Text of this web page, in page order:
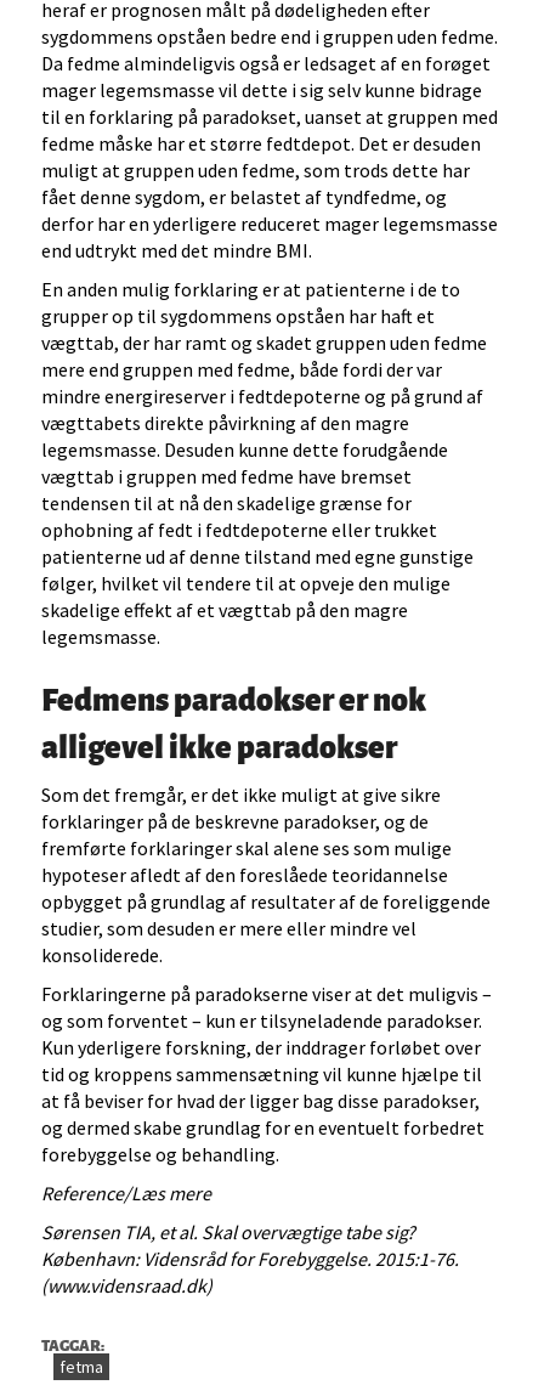
heraf er prognosen målt på dødeligheden efter
sygdommens opståen bedre end i gruppen uden fedme.
Da fedme almindeligvis også er ledsaget af en forøget
mager legemsmasse vil dette i sig selv kunne bidrage
til en forklaring på paradokset, uanset at gruppen med
fedme måske har et større fedtdepot. Det er desuden
muligt at gruppen uden fedme, som trods dette har
fået denne sygdom, er belastet af tyndfedme, og
derfor har en yderligere reduceret mager legemsmasse
end udtrykt med det mindre BMI.
En anden mulig forklaring er at patienterne i de to
grupper op til sygdommens opståen har haft et
vægttab, der har ramt og skadet gruppen uden fedme
mere end gruppen med fedme, både fordi der var
mindre energireserver i fedtdepoterne og på grund af
vægttabets direkte påvirkning af den magre
legemsmasse. Desuden kunne dette forudgående
vægttab i gruppen med fedme have bremset
tendensen til at nå den skadelige grænse for
ophobning af fedt i fedtdepoterne eller trukket
patienterne ud af denne tilstand med egne gunstige
følger, hvilket vil tendere til at opveje den mulige
skadelige effekt af et vægttab på den magre
legemsmasse.
Fedmens paradokser er nok
alligevel ikke paradokser
Som det fremgår, er det ikke muligt at give sikre
forklaringer på de beskrevne paradokser, og de
fremførte forklaringer skal alene ses som mulige
hypoteser afledt af den foreslåede teoridannelse
opbygget på grundlag af resultater af de foreliggende
studier, som desuden er mere eller mindre vel
konsoliderede.
Forklaringerne på paradokserne viser at det muligvis –
og som forventet – kun er tilsyneladende paradokser.
Kun yderligere forskning, der inddrager forløbet over
tid og kroppens sammensætning vil kunne hjælpe til
at få beviser for hvad der ligger bag disse paradokser,
og dermed skabe grundlag for en eventuelt forbedret
forebyggelse og behandling.
Reference/Læs mere
Sørensen TIA, et al. Skal overvægtige tabe sig?
København: Vidensråd for Forebyggelse. 2015:1-76.
(www.vidensraad.dk)
TAGGAR:
fetma